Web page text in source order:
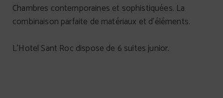
Chambres contemporaines et sophistiquées. La
combinaison parfaite de matériaux et d'éléments.
L'Hotel Sant Roc dispose de 6 suites junior.